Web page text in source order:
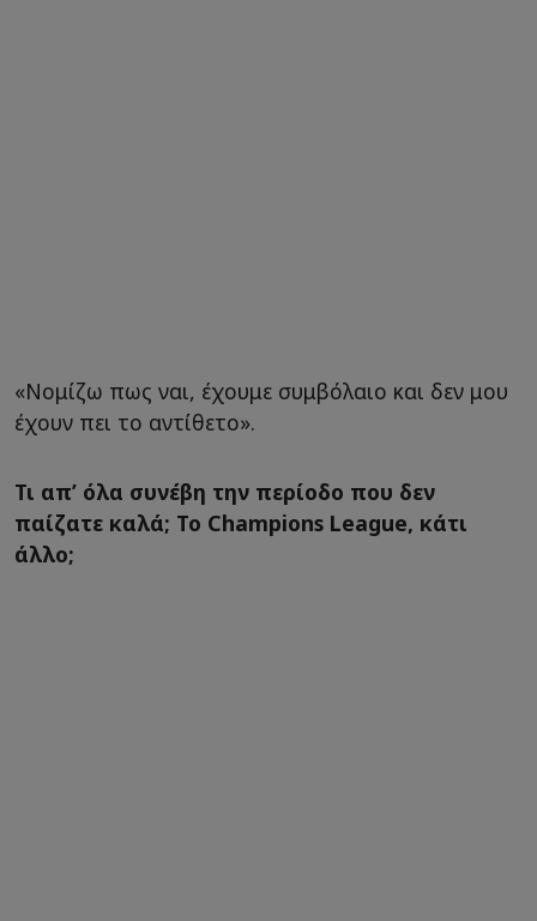
«Νομίζω πως ναι, έχουμε συμβόλαιο και δεν μου
έχουν πει το αντίθετο».
Τι απ’ όλα συνέβη την περίοδο που δεν
παίζατε καλά; Το Champions League, κάτι
άλλο;